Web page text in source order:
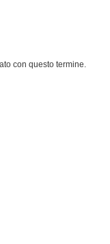
con questo termine.